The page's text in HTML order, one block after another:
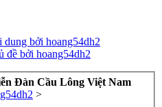
dung bởi hoang54dh2
đề bởi hoang54dh2
Đàn Cầu Lông Việt Nam
>